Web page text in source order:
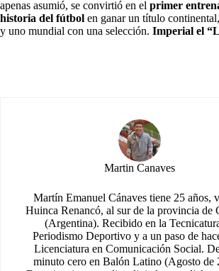
apenas asumió, se convirtió en el primer
historia del fútbol en ganar un título
y uno mundial con una selección. Imperial el
Martin Canaves
Martín Emanuel Cánaves tiene 25 años,
Huinca Renancó, al sur de la provincia de
(Argentina). Recibido en la
Periodismo Deportivo y a un paso de
Licenciatura en Comunicación Social.
minuto cero en Balón Latino (Agosto de